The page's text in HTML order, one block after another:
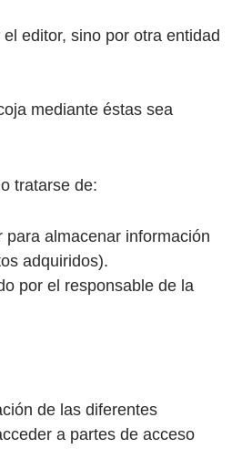
editor, sino por otra entidad
mediante éstas sea
tratarse de:
almacenar información
adquiridos).
por el responsable de la
de las diferentes
a partes de acceso